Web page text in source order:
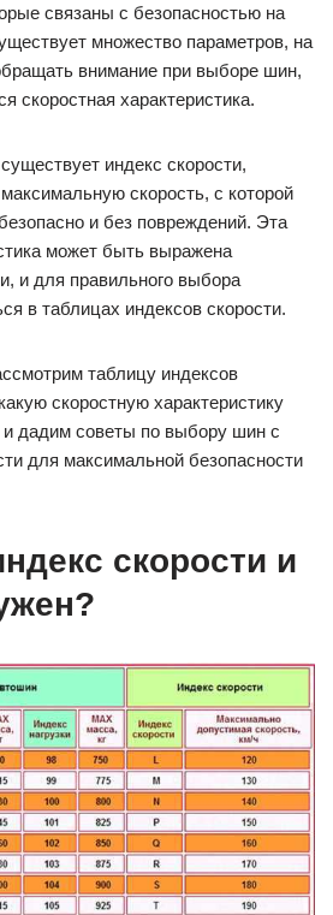
связаны с безопасностью на
множество параметров, на
внимание при выборе шин,
скоростная характеристика.
индекс скорости,
скорость, с которой
и без повреждений. Эта
может быть выражена
и для правильного выбора
в таблицах индексов скорости.
таблицу индексов
скоростную характеристику
дадим советы по выбору шин с
для максимальной безопасности
скорости и